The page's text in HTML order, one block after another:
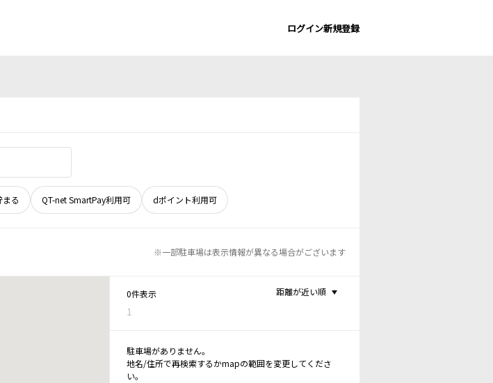
ログイン新規登録
る QT-net SmartPay利用可 dポイント利用可
※一部駐車場は表示情報が異なる場合がございます
0件表示
1
距離が近い順
駐車場がありません。
地名/住所で再検索するかmapの範囲を変更してくださ
い。